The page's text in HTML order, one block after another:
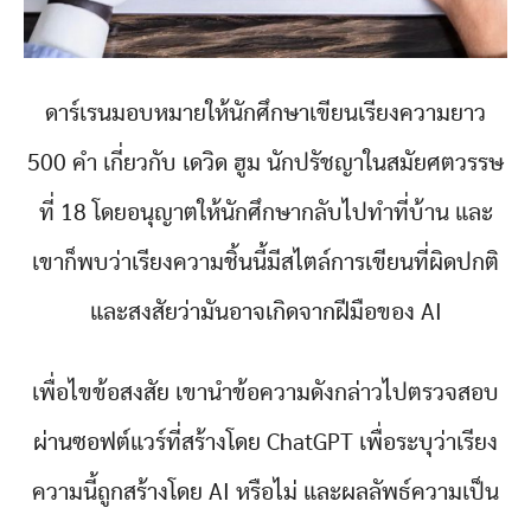
ดาร์เรนมอบหมายให้นักศึกษาเขียนเรียงความยาว
500 คำ เกี่ยวกับ เดวิด ฮูม นักปรัชญาในสมัยศตวรรษ
ที่ 18 โดยอนุญาตให้นักศึกษากลับไปทำที่บ้าน และ
เขาก็พบว่าเรียงความชิ้นนี้มีสไตล์การเขียนที่ผิดปกติ
และสงสัยว่ามันอาจเกิดจากฝีมือของ AI
เพื่อไขข้อสงสัย เขานำข้อความดังกล่าวไปตรวจสอบ
ผ่านซอฟต์แวร์ที่สร้างโดย ChatGPT เพื่อระบุว่าเรียง
ความนี้ถูกสร้างโดย AI หรือไม่ และผลลัพธ์ความเป็น